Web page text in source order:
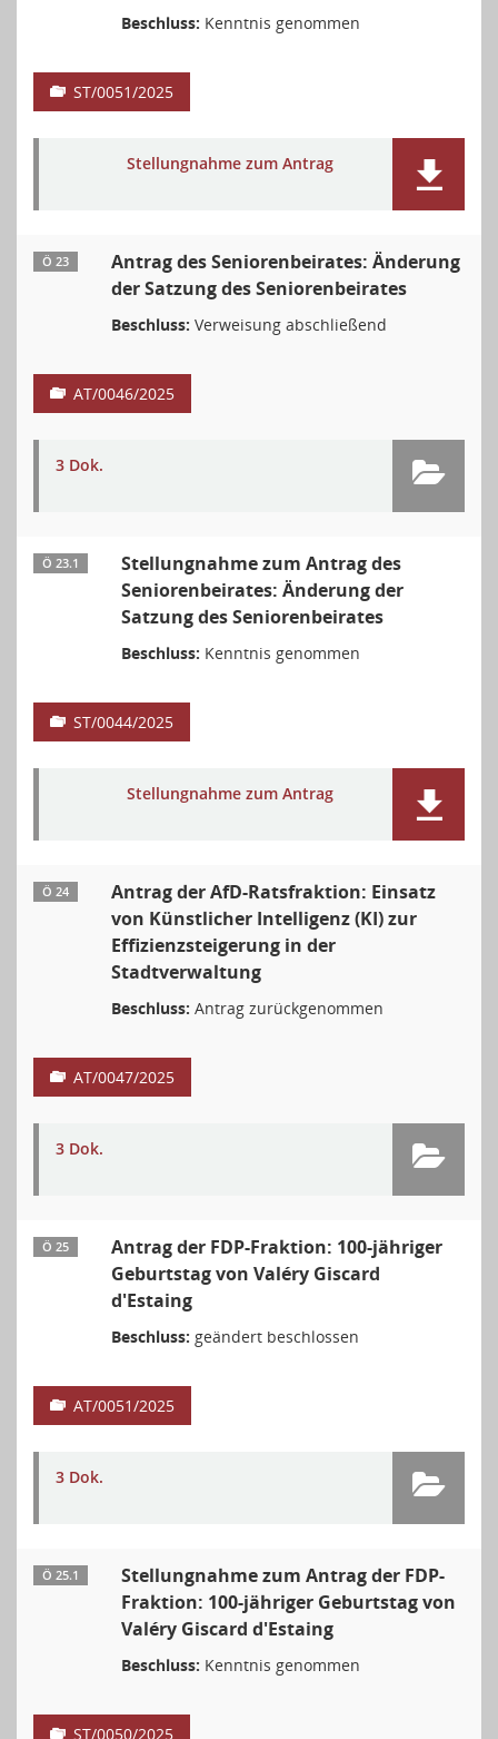
Beschluss: Kenntnis genommen
ST/0051/2025
Stellungnahme zum Antrag
Ö 23
Antrag des Seniorenbeirates: Änderung
der Satzung des Seniorenbeirates
Beschluss: Verweisung abschließend
AT/0046/2025
3 Dok.
Ö 23.1
Stellungnahme zum Antrag des
Seniorenbeirates: Änderung der
Satzung des Seniorenbeirates
Beschluss: Kenntnis genommen
ST/0044/2025
Stellungnahme zum Antrag
Ö 24
Antrag der AfD-Ratsfraktion: Einsatz
von Künstlicher Intelligenz (KI) zur
Effizienzsteigerung in der
Stadtverwaltung
Beschluss: Antrag zurückgenommen
AT/0047/2025
3 Dok.
Ö 25
Antrag der FDP-Fraktion: 100-jähriger
Geburtstag von Valéry Giscard
d'Estaing
Beschluss: geändert beschlossen
AT/0051/2025
3 Dok.
Ö 25.1
Stellungnahme zum Antrag der FDP-
Fraktion: 100-jähriger Geburtstag von
Valéry Giscard d'Estaing
Beschluss: Kenntnis genommen
ST/0050/2025